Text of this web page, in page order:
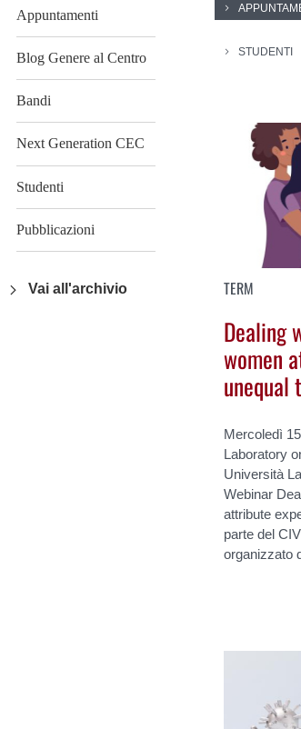
Appuntamenti
Blog Genere al Centro
Bandi
Next Generation CEC
Studenti
Pubblicazioni
Vai all'archivio
STUDENTI
TERM
Dealing
women
unequal
Mercoledì
Laboratory
Università
Webinar
attribute
parte del
organizzato